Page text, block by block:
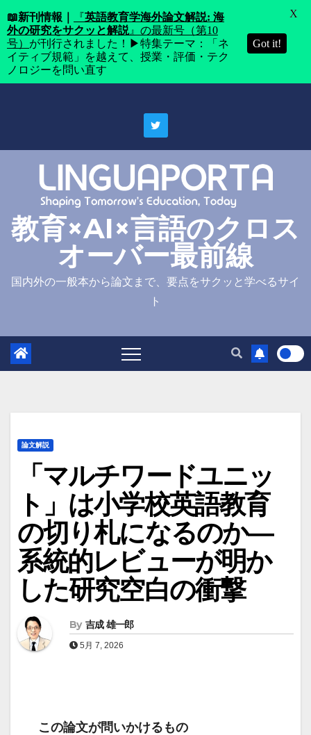
教育×AI×言語のクロス
オーバー最前線
国内外の一般本から論文まで、要点をサクッと学べるサイ
ト
論文解説
「マルチワードユニッ
ト」は小学校英語教育
の切り札になるのか―
系統的レビューが明か
した研究空白の衝撃
By 吉成 雄一郎
5月 7, 2026
この論文が問いかけるもの
📖新刊情報｜ 『英語教育学海外論文解説: 海
外の研究をサクッと解説』の最新号（第10
号） が刊行されました！▶特集テーマ：「ネ
イティブ規範」を越えて、授業・評価・テク
ノロジーを問い直す
Got it!
X